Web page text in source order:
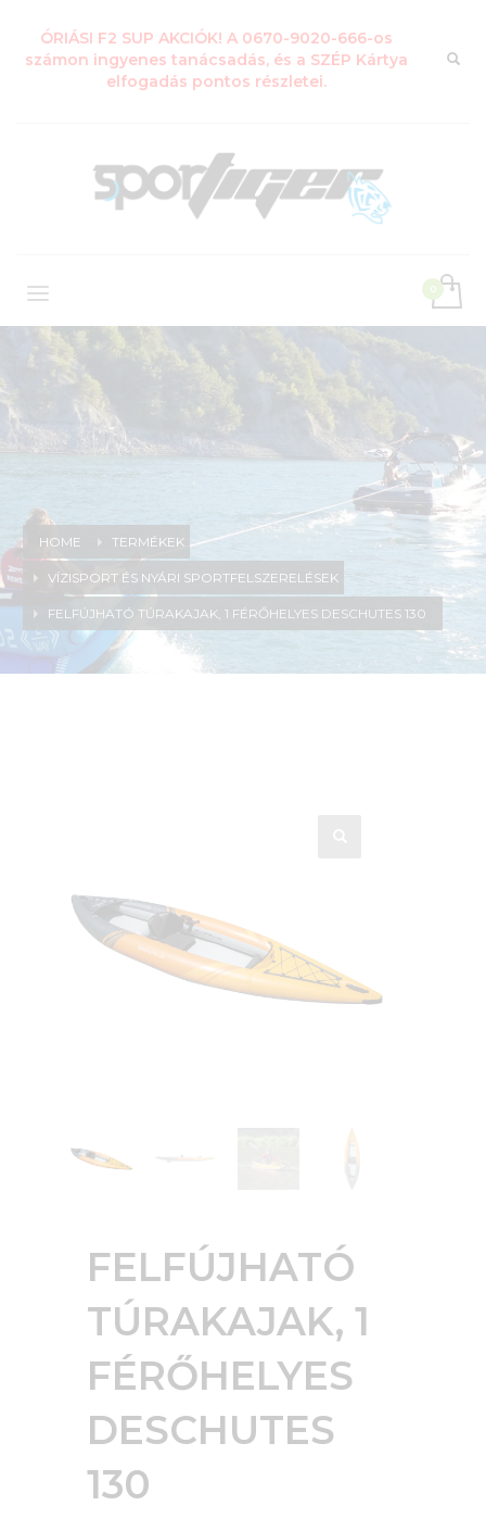
ÓRIÁSI F2 SUP AKCIÓK! A 0670-9020-666-os
számon ingyenes tanácsadás, és a SZÉP Kártya
elfogadás pontos részletei.
HOME TERMÉKEK
VÍZISPORT ÉS NYÁRI SPORTFELSZERELÉSEK
FELFÚJHATÓ TÚRAKAJAK, 1 FÉRŐHELYES DESCHUTES 130
FELFÚJHATÓ
TÚRAKAJAK, 1
FÉRŐHELYES
DESCHUTES
130